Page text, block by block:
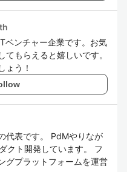
ベンチャー企業です。お気
もらえると嬉しいです。
ょう！
代表です。 PdMやりなが
クト開発しています。 フ
グプラットフォームを運営